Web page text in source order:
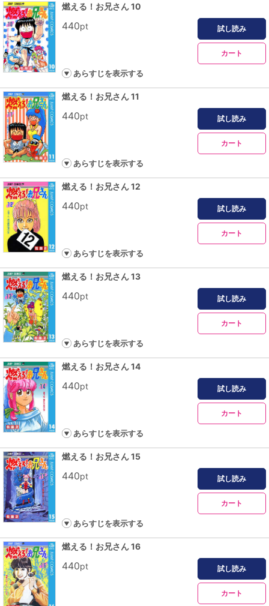
燃える！お兄さん 10
440pt 試し読み
カート
あらすじを表示する
燃える！お兄さん 11
440pt 試し読み
カート
あらすじを表示する
燃える！お兄さん 12
440pt 試し読み
カート
あらすじを表示する
燃える！お兄さん 13
440pt 試し読み
カート
あらすじを表示する
燃える！お兄さん 14
440pt 試し読み
カート
あらすじを表示する
燃える！お兄さん 15
440pt 試し読み
カート
あらすじを表示する
燃える！お兄さん 16
440pt 試し読み
カート